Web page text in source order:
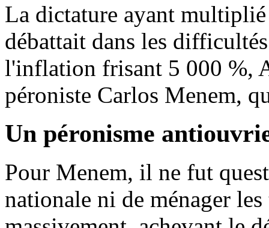
La dictature ayant multiplié
débattait dans les
l'inflation frisant 5 000 %,
péroniste Carlos Menem,
Un péronisme
Pour Menem, il ne fut
nationale ni de ménager